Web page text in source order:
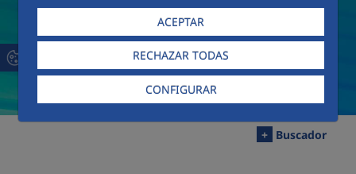
ACEPTAR
RECHAZAR TODAS
CONFIGURAR
+ Buscador